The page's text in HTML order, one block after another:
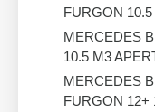
FURGON
MERCEDES
10.5 M3
MERCEDES
FURGON 12+